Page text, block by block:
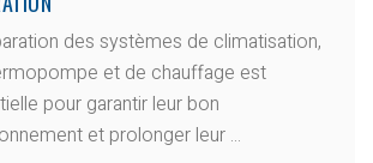
des systèmes de climatisation,
et de chauffage est
pour garantir leur bon
et prolonger leur ...